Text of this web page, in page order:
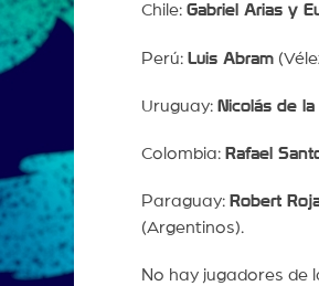
Chile: Gabriel Arias y
Perú: Luis Abram
Uruguay: Nicolás de la
Colombia: Rafael
Paraguay: Robert
(Argentinos).
No hay jugadores de